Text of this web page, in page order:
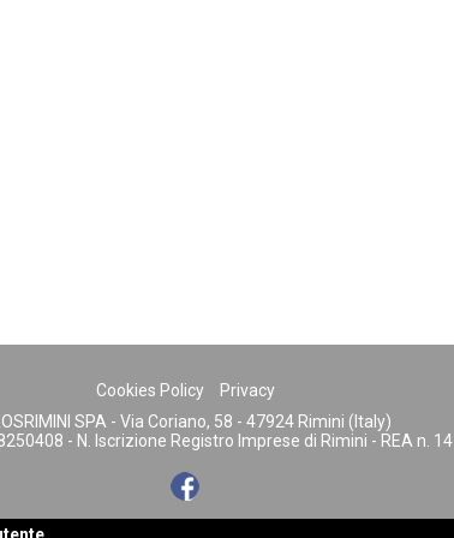
Cookies Policy
Privacy
SPA - Via Coriano, 58 - 47924 Rimini (Italy)
- N. Iscrizione Registro Imprese di Rimini - REA n.